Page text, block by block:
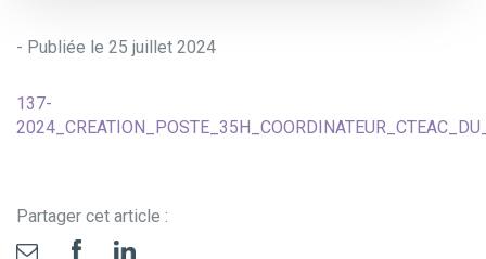
- Publiée le 25 juillet 2024
137-
Partager cet article :